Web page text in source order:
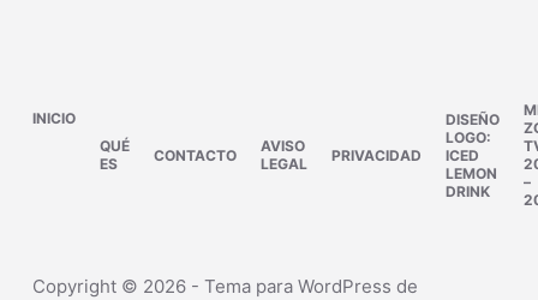
INICIO
QUÉ
ES
CONTACTO
AVISO
LEGAL
PRIVACIDAD
DISEÑO
LOGO:
ICED
LEMON
DRINK
–
Copyright © 2026 - Tema para WordPress de